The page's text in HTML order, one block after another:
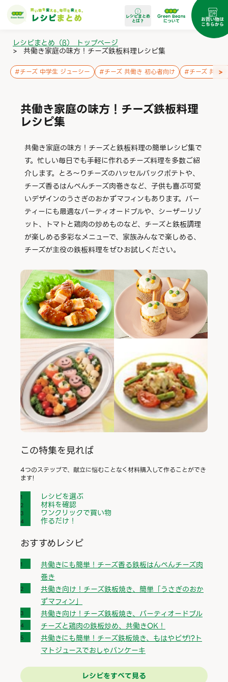
レシピまとめ
とは？
Green Beans
について お買い物は
こちらから
レシピまとめ（β） トップページ
> 共働き家庭の味方！チーズ鉄板料理レシピ集
#チーズ 中学生 ジューシー #チーズ 共働き 初心者向け #チーズ 共働
>
共働き家庭の味方！チーズ鉄板料理
レシピ集
共働き家庭の味方！チーズと鉄板料理の簡単レシピ集で
す。忙しい毎日でも手軽に作れるチーズ料理を多数ご紹
介します。とろ～りチーズのハッセルバックポテトや、
チーズ香るはんぺんチーズ肉巻きなど、子供も喜ぶ可愛
いデザインのうさぎのおかずマフィンもあります。パー
ティーにも最適なパーティオードブルや、シーザーリゾ
ット、トマトと鶏肉の炒めものなど、チーズと鉄板調理
が楽しめる多彩なメニューで、家族みんなで楽しめる、
チーズが主役の鉄板料理をぜひお試しください。
この特集を見れば
4つのステップで、献立に悩むことなく材料購入して作ることができ
ます!
レシピを選ぶ
材料を確認
ワンクリックで買い物
作るだけ！
おすすめレシピ
共働きにも簡単！チーズ香る鉄板はんぺんチーズ肉
巻き
共働き向け！チーズ鉄板焼き、簡単「うさぎのおか
ずマフィン」
共働き向け！チーズ鉄板焼き、パーティオードブル
チーズと鶏肉の鉄板炒め、共働きOK！
共働きにも簡単！チーズ鉄板焼き、もはやピザ!?ト
マトジュースでおしゃパンケーキ
レシピをすべて見る